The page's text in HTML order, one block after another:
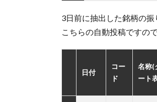
3日前に抽出した銘柄の振
こちらの自動投稿ですの
日付
コー
ド
名称(
ート